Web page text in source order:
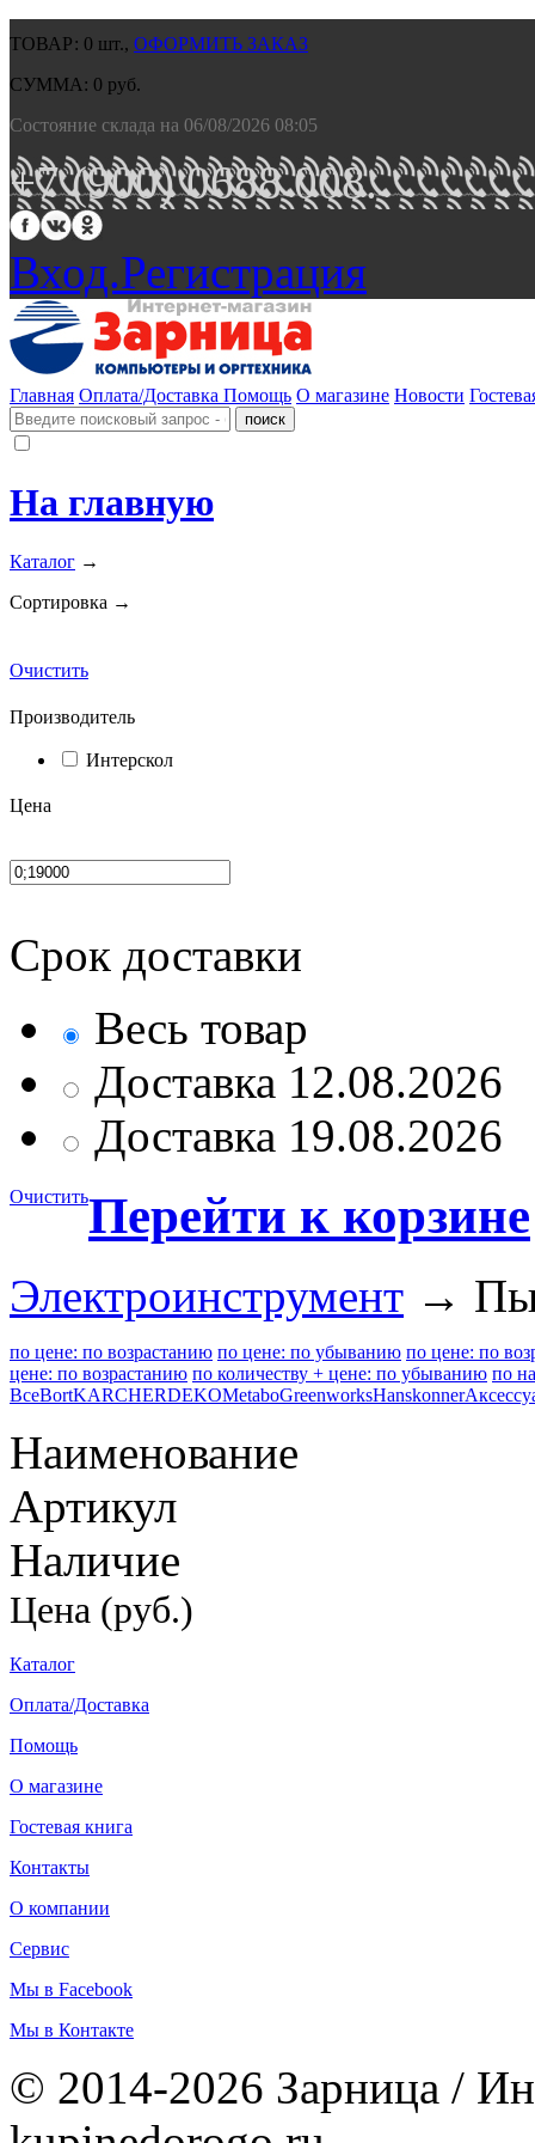
ТОВАР: 0 шт., ОФОРМИТЬ ЗАКАЗ
СУММА: 0 руб.
Состояние склада на 06/08/2026 08:05
+7 (900) 0688 008.
Вход.Регистрация
Главная Оплата/Доставка Помощь О магазине Новости
На главную
Каталог →
Сортировка →
Очистить
Производитель
Интерскол
Цена
Срок доставки
Весь товар
Доставка 12.08.2026
Доставка 19.08.2026
ОчиститьПерейти к корзине
Электроинструмент →
по цене: по возрастанию по цене: по убыванию по цене: по
цене: по возрастанию по количеству + цене: по убыванию по
ВсеBortKARCHERDEKOMetaboGreenworksHanskonner
Наименование
Артикул
Наличие
Цена (руб.)
Каталог
Оплата/Доставка
Помощь
О магазине
Гостевая книга
Контакты
О компании
Сервис
Мы в Facebook
Мы в Контакте
© 2014-2026 Зарница /